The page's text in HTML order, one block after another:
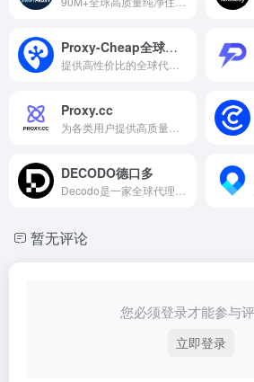
Proxy-Cheap全球代理IP平台
Proxy.cc
DECODO德口多
暂无评论
您必须登录才能参与评
立即登录